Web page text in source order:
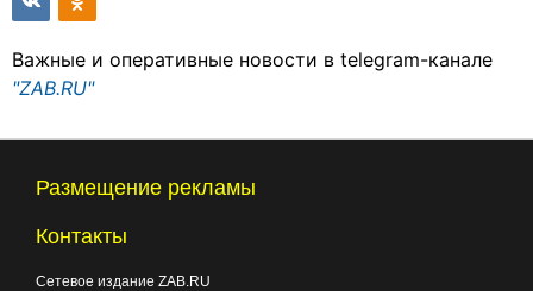
Важные и оперативные новости в telegram-канале
"ZAB.RU"
Размещение рекламы
Контакты
Сетевое издание ZAB.RU